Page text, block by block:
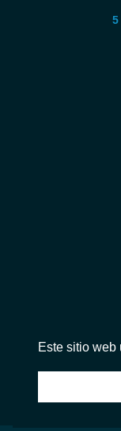
© 2026 InstantAudio.
Este sitio